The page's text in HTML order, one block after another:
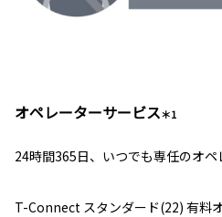
オペレーターサービス＊1
24時間365日、いつでも専任のオペ
T-Connect スタンダード(22) 有料